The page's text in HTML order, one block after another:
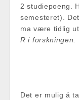
2 studiepoeng.
semesteret).
ma være tidlig
R i forskningen.
Det er mulig å